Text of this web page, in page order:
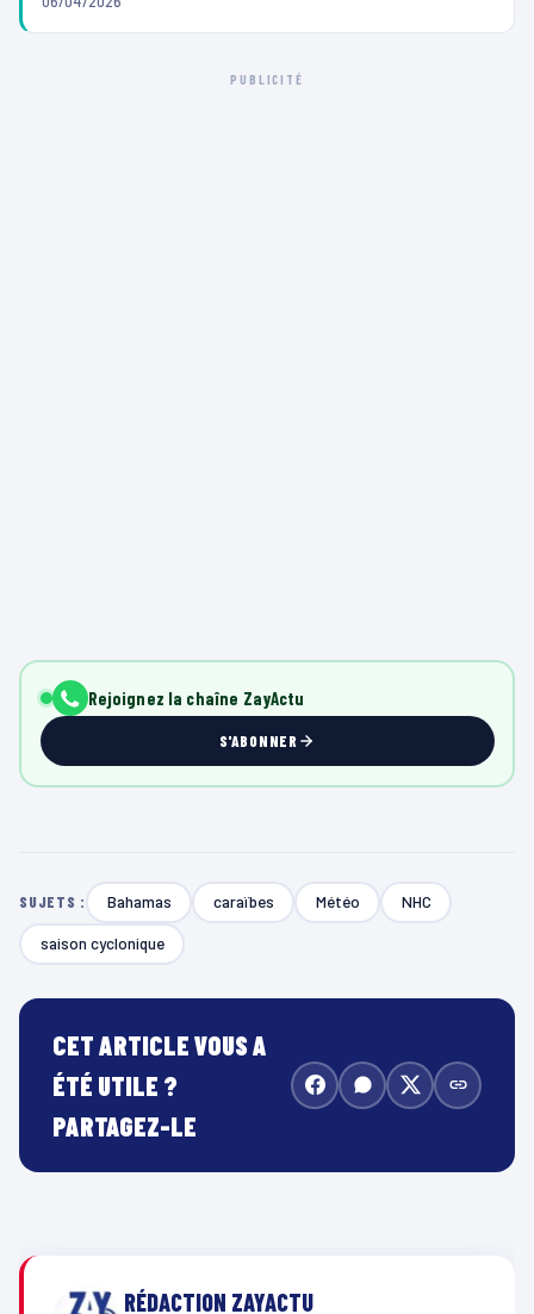
PUBLICITÉ
Rejoignez la chaîne ZayActu
S'ABONNER
SUJETS : Bahamas caraïbes Météo NHC
saison cyclonique
CET ARTICLE VOUS A
ÉTÉ UTILE ?
PARTAGEZ-LE
RÉDACTION ZAYACTU